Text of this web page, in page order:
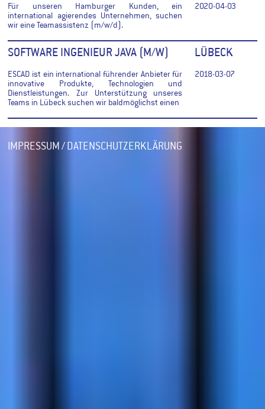
Für unseren Hamburger Kunden, ein
international agierendes Unternehmen, suchen
wir eine Teamassistenz (m/w/d).
2020-04-03
SOFTWARE INGENIEUR JAVA (M/W)
ESCAD ist ein international führender Anbieter für
innovative Produkte, Technologien und
Dienstleistungen. Zur Unterstützung unseres
Teams in Lübeck suchen wir baldmöglichst einen
LÜBECK
2018-03-07
IMPRESSUM / DATENSCHUTZERKLÄRUNG